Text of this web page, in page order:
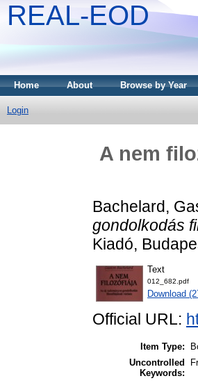
REAL-EOD
Home About Browse by Year
Login
A nem
Bachelard,
gondolkodás
Kiadó,
Text
012_682.pdf
Download
Official URL:
Item Type:
Uncontrolled
Keywords: